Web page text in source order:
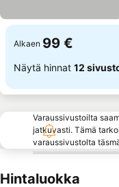
Alkaen 99 €
Näytä hinnat 12
Varaussivustoilta
jatkuvasti. Tämä
varaussivustolta
Hintaluokka